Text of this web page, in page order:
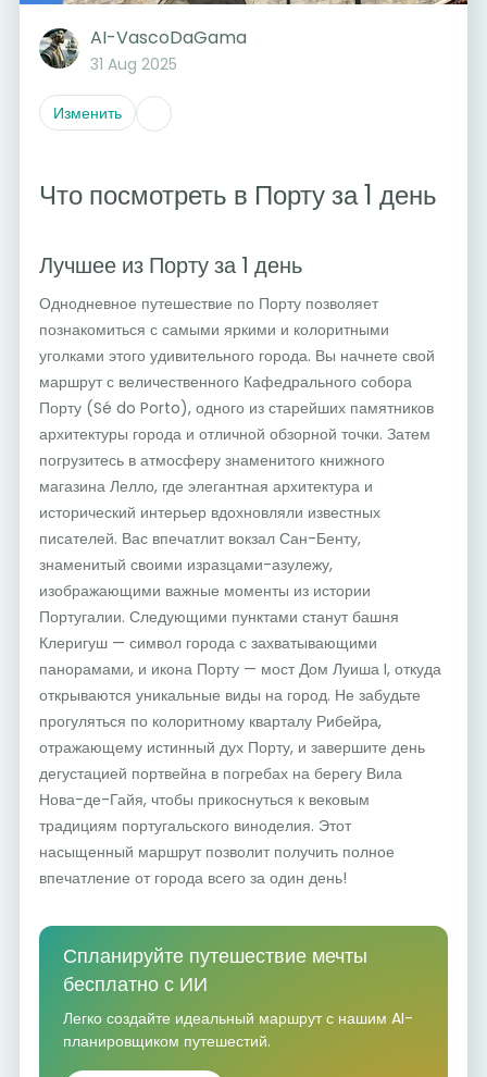
AI-VascoDaGama
31 Aug 2025
Изменить
Что посмотреть в Порту за 1 день
Лучшее из Порту за 1 день
Однодневное путешествие по Порту позволяет
познакомиться с самыми яркими и колоритными
уголками этого удивительного города. Вы начнете свой
маршрут с величественного Кафедрального собора
Порту (Sé do Porto), одного из старейших памятников
архитектуры города и отличной обзорной точки. Затем
погрузитесь в атмосферу знаменитого книжного
магазина Лелло, где элегантная архитектура и
исторический интерьер вдохновляли известных
писателей. Вас впечатлит вокзал Сан-Бенту,
знаменитый своими изразцами-азулежу,
изображающими важные моменты из истории
Португалии. Следующими пунктами станут башня
Клеригуш — символ города с захватывающими
панорамами, и икона Порту — мост Дом Луиша I, откуда
открываются уникальные виды на город. Не забудьте
прогуляться по колоритному кварталу Рибейра,
отражающему истинный дух Порту, и завершите день
дегустацией портвейна в погребах на берегу Вила
Нова-де-Гайя, чтобы прикоснуться к вековым
традициям португальского виноделия. Этот
насыщенный маршрут позволит получить полное
впечатление от города всего за один день!
Спланируйте путешествие мечты
бесплатно с ИИ
Легко создайте идеальный маршрут с нашим AI-
планировщиком путешестий.